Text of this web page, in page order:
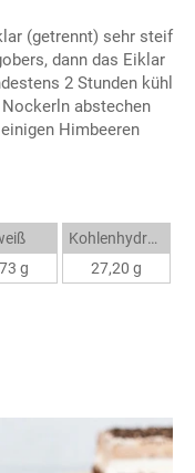
(getrennt) sehr steif
dann das Eiklar
2 Stunden kühl
abstechen
Himbeeren
g
Kohlenhydrate
27,20 g